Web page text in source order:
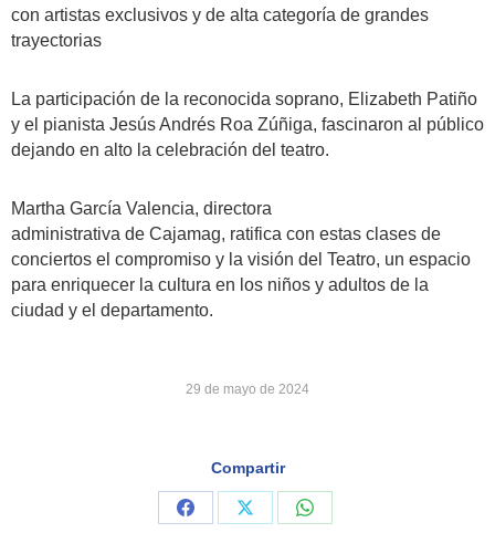
con artistas exclusivos y de alta categoría de grandes
trayectorias
La participación de la reconocida soprano, Elizabeth Patiño
y el pianista Jesús Andrés Roa Zúñiga, fascinaron al público
dejando en alto la celebración del teatro.
Martha García Valencia, directora
administrativa de Cajamag, ratifica con estas clases de
conciertos el compromiso y la visión del Teatro, un espacio
para enriquecer la cultura en los niños y adultos de la
ciudad y el departamento.
29 de mayo de 2024
Compartir
Share
Share
Share